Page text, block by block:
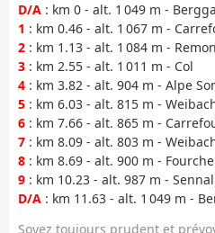
D/A : km 0 - alt. 1 049 m -
1 : km 0.46 - alt. 1 067 m -
2 : km 1.13 - alt. 1 084 m -
3 : km 2.55 - alt. 1 011 m - Col
4 : km 3.82 - alt. 904 m - Alpe
5 : km 6.03 - alt. 815 m -
6 : km 7.66 - alt. 865 m -
7 : km 8.09 - alt. 803 m -
8 : km 8.69 - alt. 900 m - Fourche
9 : km 10.23 - alt. 987 m -
D/A : km 11.63 - alt. 1 049 m -
Soyez toujours prudent et